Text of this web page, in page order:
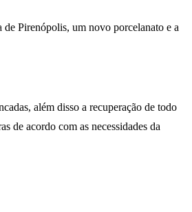
Pirenópolis, um novo porcelanato e a
além disso a recuperação de todo
de acordo com as necessidades da